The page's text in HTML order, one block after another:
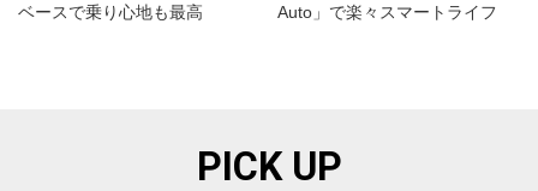
ベースで乗り心地も最高
Auto」で楽々スマートライフ
PICK UP